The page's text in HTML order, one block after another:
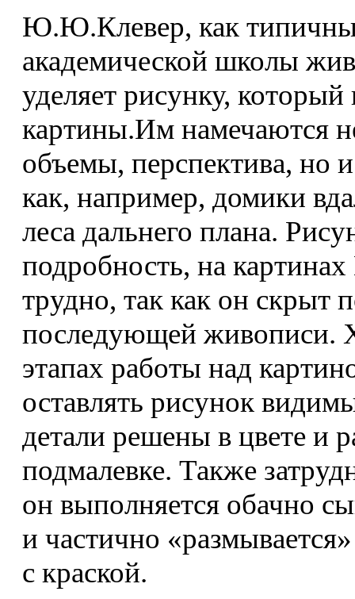
Ю.Ю.Клевер, как
академической школы
уделяет рисунку,
картины.Им намечаются
объемы, перспектива, но
как, например, домики
леса дальнего плана.
подробность, на
трудно, так как он скрыт
последующей живописи.
этапах работы над
оставлять рисунок
детали решены в цвете и
подмалевке. Также
он выполняется обачно
и частично
с краской.